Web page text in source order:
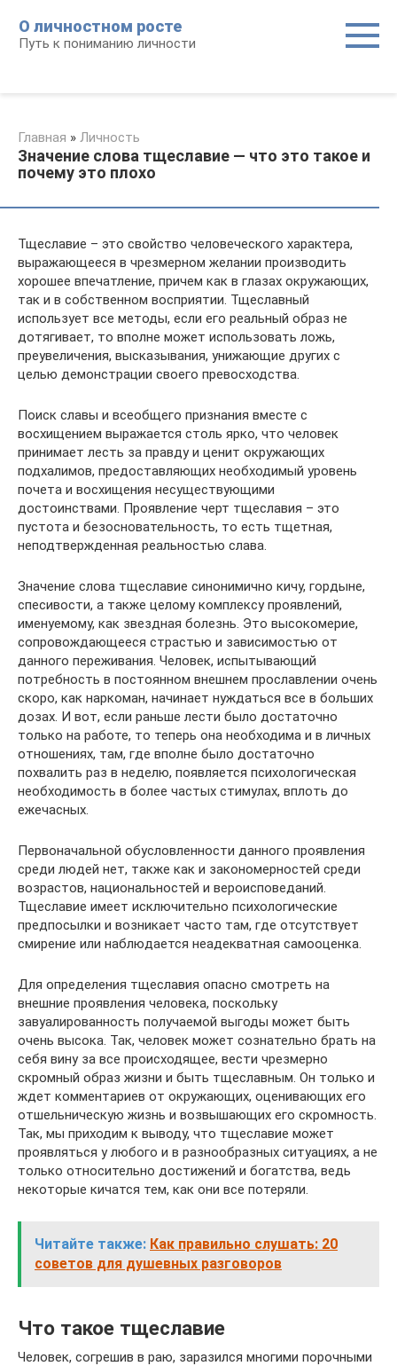
контенту
О личностном росте
Путь к пониманию личности
Главная » Личность
Значение слова тщеславие — что это такое и
почему это плохо
Тщеславие – это свойство человеческого характера,
выражающееся в чрезмерном желании производить
хорошее впечатление, причем как в глазах окружающих,
так и в собственном восприятии. Тщеславный
использует все методы, если его реальный образ не
дотягивает, то вполне может использовать ложь,
преувеличения, высказывания, унижающие других с
целью демонстрации своего превосходства.
Поиск славы и всеобщего признания вместе с
восхищением выражается столь ярко, что человек
принимает лесть за правду и ценит окружающих
подхалимов, предоставляющих необходимый уровень
почета и восхищения несуществующими
достоинствами. Проявление черт тщеславия – это
пустота и безосновательность, то есть тщетная,
неподтвержденная реальностью слава.
Значение слова тщеславие синонимично кичу, гордыне,
спесивости, а также целому комплексу проявлений,
именуемому, как звездная болезнь. Это высокомерие,
сопровождающееся страстью и зависимостью от
данного переживания. Человек, испытывающий
потребность в постоянном внешнем прославлении очень
скоро, как наркоман, начинает нуждаться все в больших
дозах. И вот, если раньше лести было достаточно
только на работе, то теперь она необходима и в личных
отношениях, там, где вполне было достаточно
похвалить раз в неделю, появляется психологическая
необходимость в более частых стимулах, вплоть до
ежечасных.
Первоначальной обусловленности данного проявления
среди людей нет, также как и закономерностей среди
возрастов, национальностей и вероисповеданий.
Тщеславие имеет исключительно психологические
предпосылки и возникает часто там, где отсутствует
смирение или наблюдается неадекватная самооценка.
Для определения тщеславия опасно смотреть на
внешние проявления человека, поскольку
завуалированность получаемой выгоды может быть
очень высока. Так, человек может сознательно брать на
себя вину за все происходящее, вести чрезмерно
скромный образ жизни и быть тщеславным. Он только и
ждет комментариев от окружающих, оценивающих его
отшельническую жизнь и возвышающих его скромность.
Так, мы приходим к выводу, что тщеславие может
проявляться у любого и в разнообразных ситуациях, а не
только относительно достижений и богатства, ведь
некоторые кичатся тем, как они все потеряли.
Читайте также: Как правильно слушать: 20
советов для душевных разговоров
Что такое тщеславие
Человек, согрешив в раю, заразился многими порочными